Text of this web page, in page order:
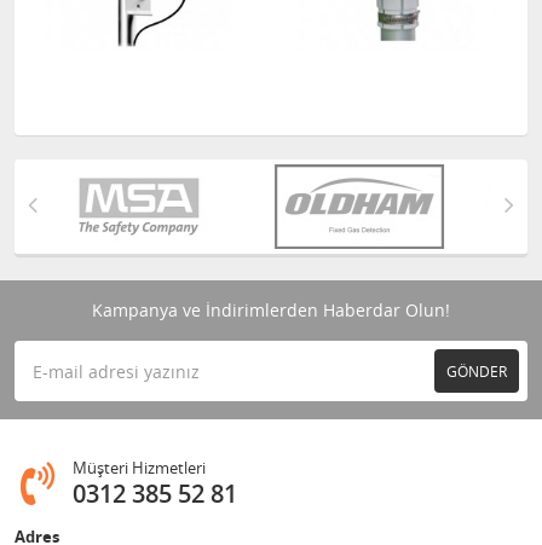
Kampanya ve İndirimlerden Haberdar Olun!
GÖNDER
Müşteri Hizmetleri
0312 385 52 81
Adres